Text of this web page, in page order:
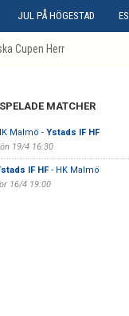
JUL PÅ HÖGESTAD
Cupen Herr
SPELADE MATCHER
Malmö - Ystads IF HF
19/4 16:30
IF HF- HK Malmö
16/4 19:00